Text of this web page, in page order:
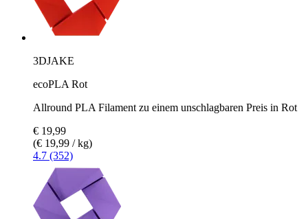
3DJAKE
ecoPLA Rot
Allround PLA Filament zu einem unschlagbaren Preis in Rot
€ 19,99
(€ 19,99 / kg)
4.7 (352)